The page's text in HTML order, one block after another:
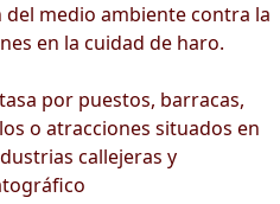
medio ambiente contra la
en la cuidad de haro.
por puestos, barracas,
o atracciones situados en
callejeras y